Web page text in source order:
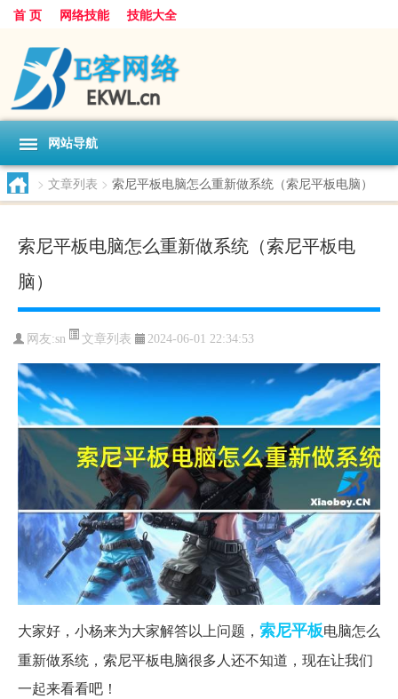
首 页 网络技能 技能大全
网站导航
> 文章列表 > 索尼平板电脑怎么重新做系统（索尼平板电脑）
索尼平板电脑怎么重新做系统（索尼平板电
脑）
网友:sn 文章列表 2024-06-01 22:34:53
大家好，小杨来为大家解答以上问题， 索尼平板电脑怎么
重新做系统，索尼平板电脑很多人还不知道，现在让我们
一起来看看吧！